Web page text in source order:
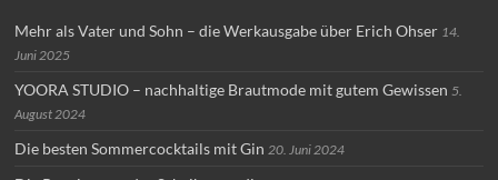
Mehr als Vater und Sohn – die Werkausgabe über Erich Ohser 14.
Juni 2025
YOORA STUDIO – nachhaltige Brautmode mit gutem Gewissen 5.
August 2024
Die besten Sommercocktails mit Gin 20. Juni 2024